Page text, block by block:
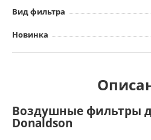
Вид фильтра
Новинка
Воздушные фильтры
Donaldson